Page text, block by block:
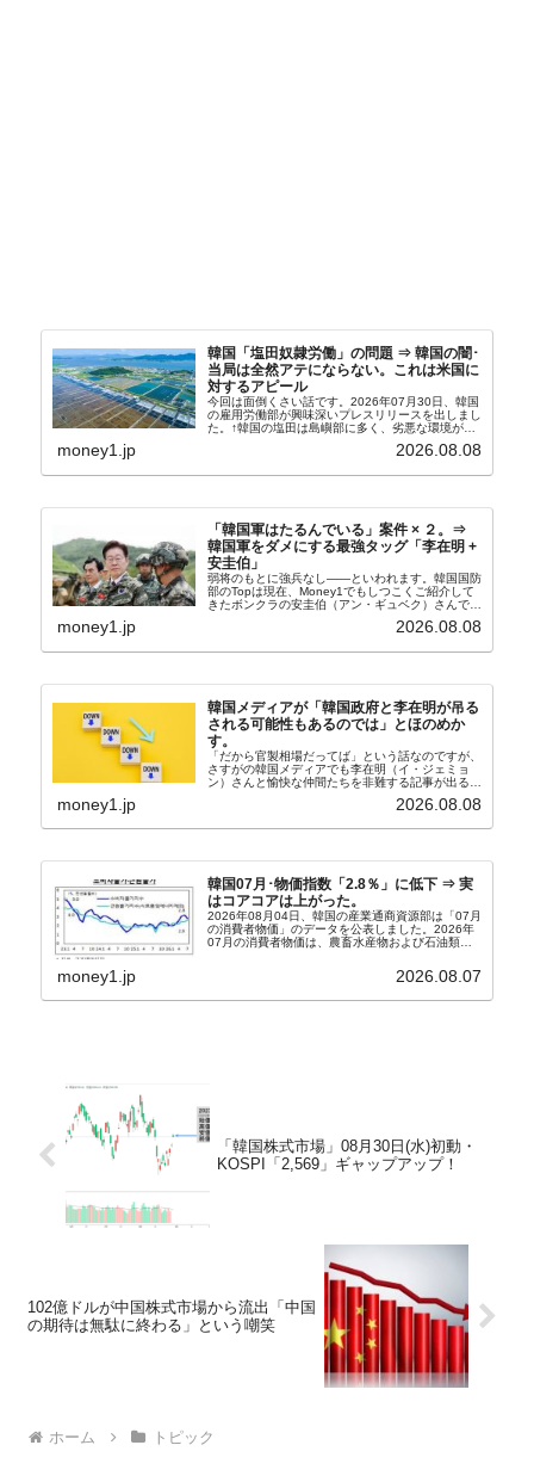
韓国「塩田奴隷労働」の問題 ⇒ 韓国の闇･
当局は全然アテにならない。これは米国に
対するアピール
今回は面倒くさい話です。2026年07月30日、韓国
の雇用労働部が興味深いプレスリリースを出しまし
た。↑韓国の塩田は島嶼部に多く、劣悪な環境が一
たといわれます（後述）。これは、いわゆる「塩田
money1.jp 2026.08.08
「韓国軍はたるんでいる」案件 × ２。⇒
韓国軍をダメにする最強タッグ「李在明 +
安圭伯」
弱将のもとに強兵なし――といわれます。韓国国防
部のTopは現在、Money1でもしつこくご紹介して
きたボンクラの安圭伯（アン・ギュベク）さんで
さんと「韓国初の文官上がり」の国防部長官安圭伯
money1.jp 2026.08.08
韓国メディアが「韓国政府と李在明が吊る
される可能性もあるのでは」とほのめか
す。
「だから官製相場だってば」という話なのですが、
さすがの韓国メディアでも李在明（イ・ジェミョ
ン）さんと愉快な仲間たちを非難する記事が出るよ
『朝鮮日報』に面白い記事が出ています。「東西南
money1.jp 2026.08.08
韓国07月･物価指数「2.8％」に低下 ⇒ 実
はコアコアは上がった。
2026年08月04日、韓国の産業通商資源部は「07月
の消費者物価」のデータを公表しました。2026年
07月の消費者物価は、農畜水産物および石油類の
2.8％上昇（06月は3.2％）となり、上昇率は前...
money1.jp 2026.08.07
「韓国株式市場」08月30日(水)初動・
KOSPI「2,569」ギャップアップ！
102億ドルが中国株式市場から流出「中国
の期待は無駄に終わる」という嘲笑
ホーム トピック